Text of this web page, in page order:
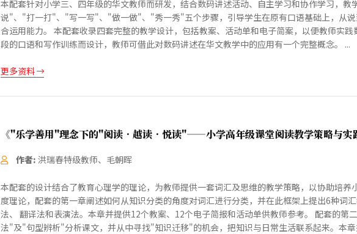
本配套针对小学三、四年级的华文教师而研发，结合数码讲述活动、自主学习和协作学习，
说"、"打一打"、"写一写"、"做一做"、"秀一秀"五个步骤，引导学生在原有口语基础上，从
合运用能力。 本配套收录四套完整的教学设计，包括教案、活动单和电子简案，以便教师实
段的口语和写作训练而设计，教师可借此对数码讲述在华文教学中的应用有一个完整概念。 ...
更多资料
《"乐学善用"理念下的"阅读•越读•悦读"——小学高年级课堂阅读教学策略与实
作者: 洪瑞春特级教师、毛朝晖
本配套的设计结合了教育心理学的理论，为教师提供一套词汇及思维的教学策略，以协助培
度理论，配套的第一章阐述如何从知识分类的角度对词汇进行分类，并在此框架上提出6种词
法、 翻译法和表演法。本章并提供12个教案、12个电子简报和活动单供教师参考。 配套的第
法"及"句型辨析"分析课文，并从中寻找"知识迁移"的机会，把知识与日常生活联系起来。本